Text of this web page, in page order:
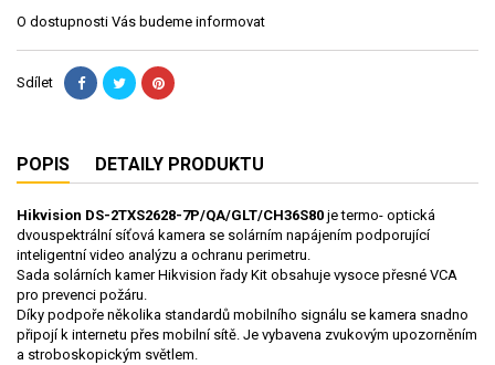
O dostupnosti Vás budeme informovat
Sdílet
POPIS DETAILY PRODUKTU
Hikvision DS-2TXS2628-7P/QA/GLT/CH36S80 je termo- optická
dvouspektrální síťová kamera se solárním napájením podporující
inteligentní video analýzu a ochranu perimetru.
Sada solárních kamer Hikvision řady Kit obsahuje vysoce přesné VCA
pro prevenci požáru.
Díky podpoře několika standardů mobilního signálu se kamera snadno
připojí k internetu přes mobilní sítě. Je vybavena zvukovým upozorněním
a stroboskopickým světlem.